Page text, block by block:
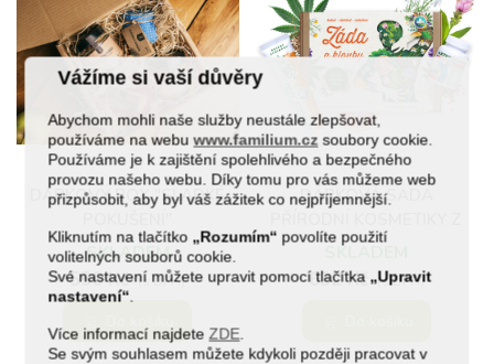
Vážíme si vaší důvěry
Abychom mohli naše služby neustále zlepšovat,
používáme na webuwww.familium.czsoubory cookie.
Používáme je k zajištění spolehlivého a bezpečného
provozu našeho webu. Díky tomu pro vás můžeme web
přizpůsobit, aby byl váš zážitek co nejpříjemnější.
Kliknutím na tlačítko „Rozumím“ povolíte použití
volitelných souborů cookie.
Své nastavení můžete upravit pomocí tlačítka „Upravit
nastavení“.
Více informací najdeteZDE.
Se svým souhlasem můžete kdykoli později pracovat v
DÁRKOVÝ BOX "SLADKÉ
SKLADEM
550 Kč (s DPH)
DÁRKOVÁ SADA
KONOPÍ ZÁDA A KLOUBY
SKLADEM
632 Kč (s DPH)